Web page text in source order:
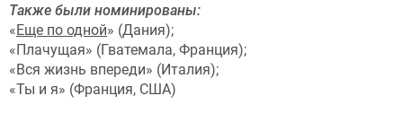
Также были номинированы:
«Еще по одной» (Дания);
«Плачущая» (Гватемала, Франция);
«Вся жизнь впереди» (Италия);
«Ты и я» (Франция, США)